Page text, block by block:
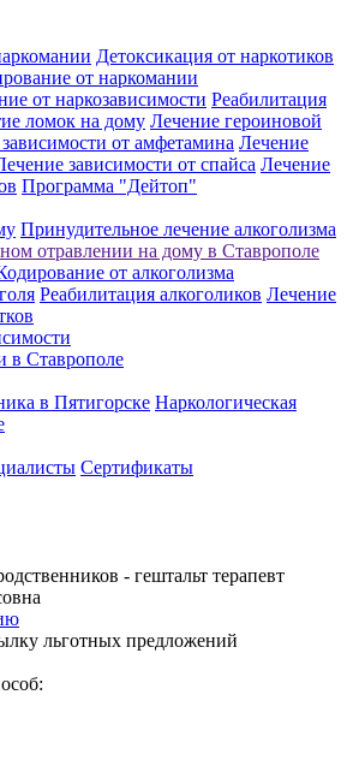
Детоксикация от наркотиков
от наркомании
от наркозависимости Реабилитация
ломок на дому Лечение героиновой
от амфетамина Лечение
зависимости от спайса Лечение
Программа "Дейтоп"
Принудительное лечение алкоголизма
отравлении на дому в Ставрополе
от алкоголизма
Реабилитация алкоголиков Лечение
в Ставрополе
в Пятигорске Наркологическая
Сертификаты
- гештальт терапевт
льготных предложений